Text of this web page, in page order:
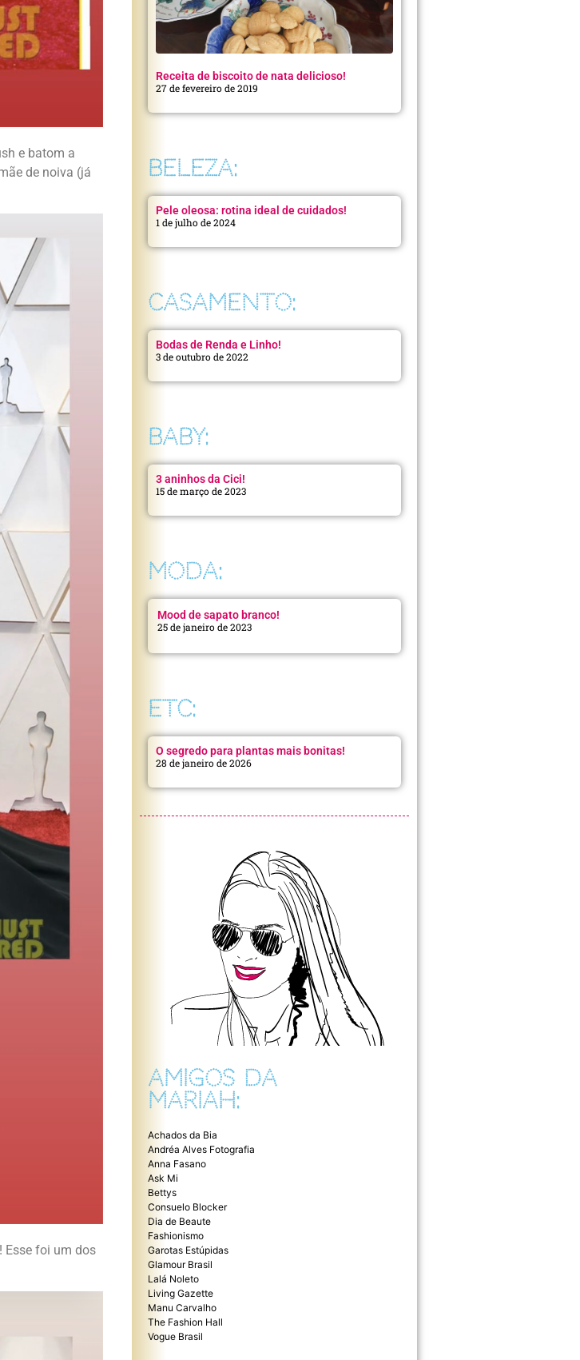
e batom a
de noiva (já
Esse foi um dos
Receita de biscoito de nata delicioso!
27 de fevereiro de 2019
BELEZA:
Pele oleosa: rotina ideal de cuidados!
1 de julho de 2024
CASAMENTO:
Bodas de Renda e Linho!
3 de outubro de 2022
BABY:
3 aninhos da Cici!
15 de março de 2023
MODA:
Mood de sapato branco!
25 de janeiro de 2023
ETC:
O segredo para plantas mais bonitas!
28 de janeiro de 2026
AMIGOS DA
MARIAH:
Achados da Bia
Andréa Alves Fotografia
Anna Fasano
Ask Mi
Bettys
Consuelo Blocker
Dia de Beaute
Fashionismo
Garotas Estúpidas
Glamour Brasil
Lalá Noleto
Living Gazette
Manu Carvalho
The Fashion Hall
Vogue Brasil